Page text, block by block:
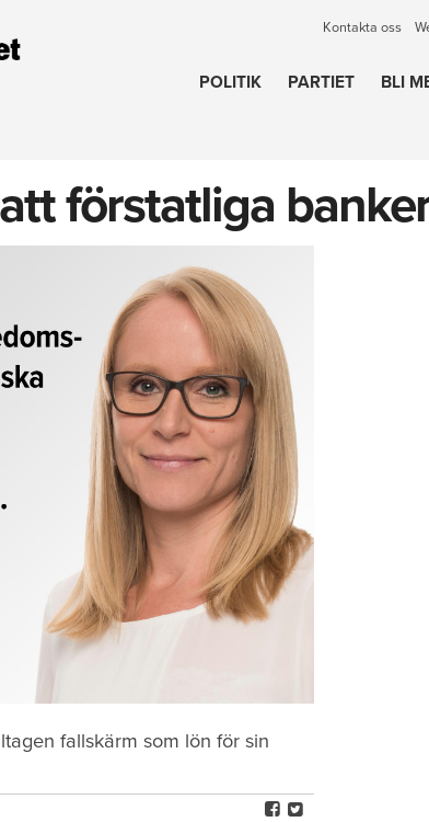
Kontakta oss
POLITIK PARTIET BLI
förstatliga
fallskärm som lön för sin